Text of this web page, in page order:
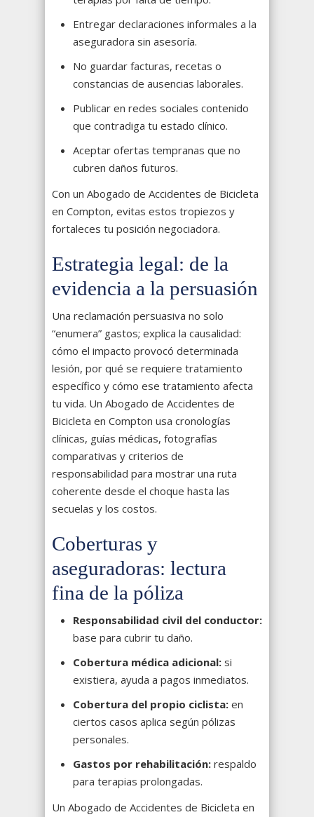
Entregar declaraciones informales a la
aseguradora sin asesoría.
No guardar facturas, recetas o
constancias de ausencias laborales.
Publicar en redes sociales contenido
que contradiga tu estado clínico.
Aceptar ofertas tempranas que no
cubren daños futuros.
Con un Abogado de Accidentes de Bicicleta
en Compton, evitas estos tropiezos y
fortaleces tu posición negociadora.
Estrategia legal: de la
evidencia a la persuasión
Una reclamación persuasiva no solo
“enumera” gastos; explica la causalidad:
cómo el impacto provocó determinada
lesión, por qué se requiere tratamiento
específico y cómo ese tratamiento afecta
tu vida. Un Abogado de Accidentes de
Bicicleta en Compton usa cronologías
clínicas, guías médicas, fotografías
comparativas y criterios de
responsabilidad para mostrar una ruta
coherente desde el choque hasta las
secuelas y los costos.
Coberturas y
aseguradoras: lectura
fina de la póliza
Responsabilidad civil del conductor:
base para cubrir tu daño.
Cobertura médica adicional: si
existiera, ayuda a pagos inmediatos.
Cobertura del propio ciclista: en
ciertos casos aplica según pólizas
personales.
Gastos por rehabilitación: respaldo
para terapias prolongadas.
Un Abogado de Accidentes de Bicicleta en